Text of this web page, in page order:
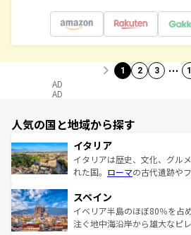
1 2 3 …
AD
AD
人気の国と地域から探す
イタリア
イタリアは歴史、文化、グル
れた国。 ローマの古代遺跡や
ろん、トスカーナの美しい田
景など、自然景観も見逃せな
ピザやパスタなど、絶品のイ
スペイン
イベリア半島のほぼ80％を占
注ぐ地中海沿岸から雄大なピ